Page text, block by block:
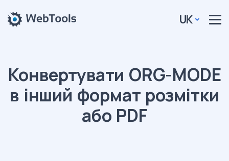
UK
Конвертувати ORG-MODE
в інший формат розмітки
або PDF